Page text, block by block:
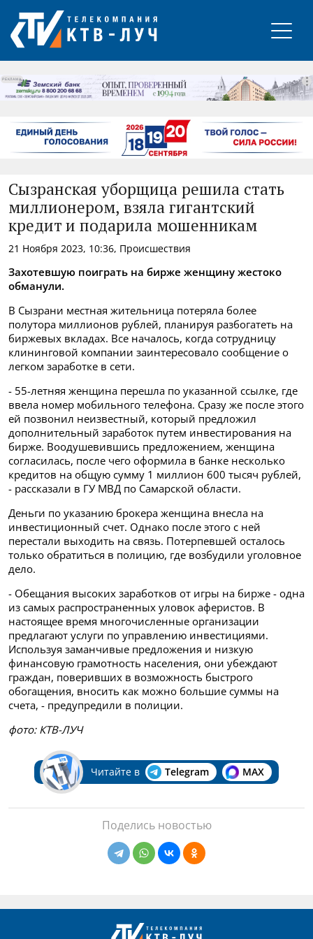
РЕКЛАМА
Сызранская уборщица решила стать
миллионером, взяла гигантский
кредит и подарила мошенникам
21 Ноября 2023, 10:36, Происшествия
Захотевшую поиграть на бирже женщину жестоко
обманули.
В Сызрани местная жительница потеряла более
полутора миллионов рублей, планируя разбогатеть на
биржевых вкладах. Все началось, когда сотрудницу
клининговой компании заинтересовало сообщение о
легком заработке в сети.
- 55-летняя женщина перешла по указанной ссылке, где
ввела номер мобильного телефона. Сразу же после этого
ей позвонил неизвестный, который предложил
дополнительный заработок путем инвестирования на
бирже. Воодушевившись предложением, женщина
согласилась, после чего оформила в банке несколько
кредитов на общую сумму 1 миллион 600 тысяч рублей,
- рассказали в ГУ МВД по Самарской области.
Деньги по указанию брокера женщина внесла на
инвестиционный счет. Однако после этого с ней
перестали выходить на связь. Потерпевшей осталось
только обратиться в полицию, где возбудили уголовное
дело.
- Обещания высоких заработков от игры на бирже - одна
из самых распространенных уловок аферистов. В
настоящее время многочисленные организации
предлагают услуги по управлению инвестициями.
Используя заманчивые предложения и низкую
финансовую грамотность населения, они убеждают
граждан, поверивших в возможность быстрого
обогащения, вносить как можно большие суммы на
счета, - предупредили в полиции.
фото: КТВ-ЛУЧ
Читайте в Telegram MAX
Поделись новостью